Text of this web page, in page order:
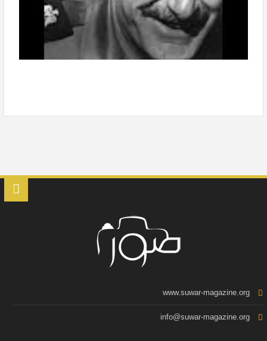
www.suwar-magazine.org
info@suwar-magazine.org